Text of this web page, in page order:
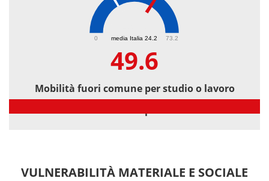
media Italia 24.2
0 73.2
49.6
Mobilità fuori comune per studio o lavoro
VULNERABILITÀ MATERIALE E SOCIALE